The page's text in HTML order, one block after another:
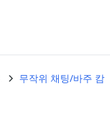
무작위 채팅/바주 캄